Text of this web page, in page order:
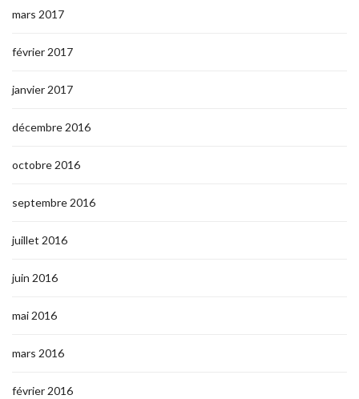
mars 2017
février 2017
janvier 2017
décembre 2016
octobre 2016
septembre 2016
juillet 2016
juin 2016
mai 2016
mars 2016
février 2016